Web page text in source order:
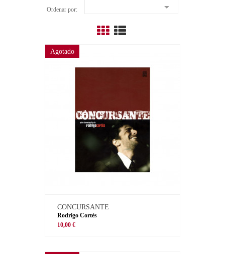
Ordenar por: 
Agotado
CONCURSANTE
Rodrigo Cortés
10,00 €